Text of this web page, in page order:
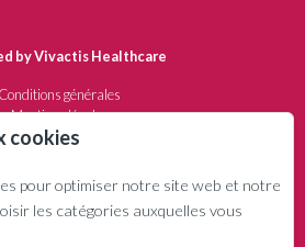
by Vivactis Healthcare
Conditions générales
Mentions légales
de la vie privée
SOMMES-NOUS ?
cookies
pour optimiser notre site web et notre
les catégories auxquelles vous